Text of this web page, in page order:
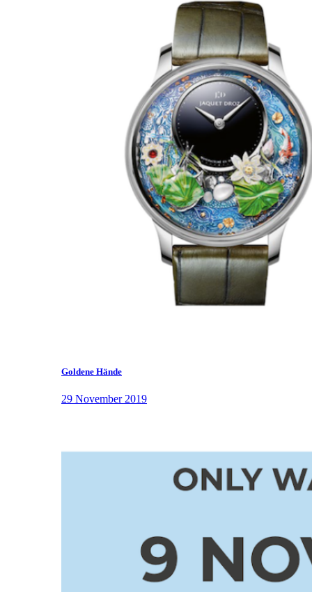
Goldene Hände
29 November 2019